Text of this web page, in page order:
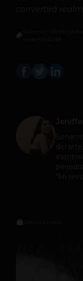
convertirá
del
"Mi